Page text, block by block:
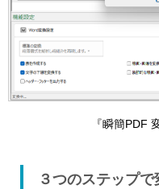
『瞬簡PDF
３つのステップで